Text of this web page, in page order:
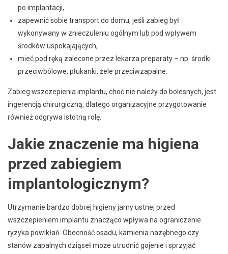
po implantacji,
zapewnić sobie transport do domu, jeśli zabieg był
wykonywany w znieczuleniu ogólnym lub pod wpływem
środków uspokajających,
mieć pod ręką zalecone przez lekarza preparaty – np. środki
przeciwbólowe, płukanki, żele przeciwzapalne.
Zabieg wszczepienia implantu, choć nie należy do bolesnych, jest
ingerencją chirurgiczną, dlatego organizacyjne przygotowanie
również odgrywa istotną rolę.
Jakie znaczenie ma higiena
przed zabiegiem
implantologicznym?
Utrzymanie bardzo dobrej higieny jamy ustnej przed
wszczepieniem implantu znacząco wpływa na ograniczenie
ryzyka powikłań. Obecność osadu, kamienia nazębnego czy
stanów zapalnych dziąseł może utrudnić gojenie i sprzyjać